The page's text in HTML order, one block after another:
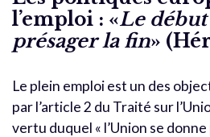
l’emploi : «Le début
présager la fin»
Le plein emploi est un des
par l’article 2 du Traité sur
vertu duquel « l’Union se